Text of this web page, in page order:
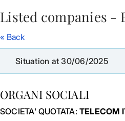
Skip to Main Content
Listed companies -
« Back
Situation at 30/06/2025
ORGANI SOCIALI
SOCIETA' QUOTATA: TELECOM